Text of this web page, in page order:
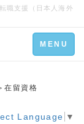
職支援（日本人海外
Toggle
navigation
MENU
在留資格
Language ▼